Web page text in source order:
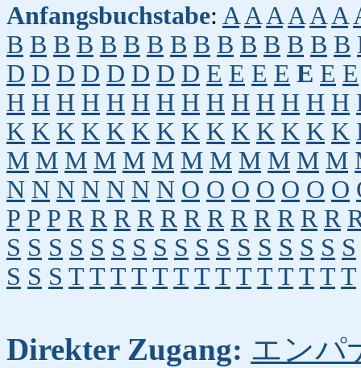
Anfangsbuchstabe: A A A A A A
B B B B B B B B B B B B B B B
D D D D D D D D E E E E E E E
H H H H H H H H H H H H H H
K K K K K K K K K K K K K K
M M M M M M M M M M M M
N N N N N N N O O O O O O O
P P P R R R R R R R R R R R R
S S S S S S S S S S S S S S S S S
S S S T T T T T T T T T T T T T T
Direkter Zugang: エンパ